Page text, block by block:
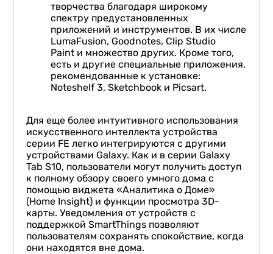
творчества благодаря широкому
спектру предустановленных
приложений и инструментов. В их числе
LumaFusion, Goodnotes, Clip Studio
Paint и множество других. Кроме того,
есть и другие специальные приложения,
рекомендованные к установке:
Noteshelf 3, Sketchbook и Picsart.
Для еще более интуитивного использования
искусственного интеллекта устройства
серии FE легко интегрируются с другими
устройствами Galaxy. Как и в серии Galaxy
Tab S10, пользователи могут получить доступ
к полному обзору своего умного дома с
помощью виджета «Аналитика о Доме»
(Home Insight) и функции просмотра 3D-
карты. Уведомления от устройств с
поддержкой SmartThings позволяют
пользователям сохранять спокойствие, когда
они находятся вне дома.